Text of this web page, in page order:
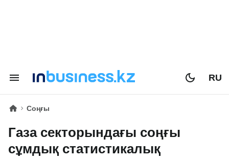
RU
Соңғы
Газа секторындағы соңғы
сұмдық статистикалық